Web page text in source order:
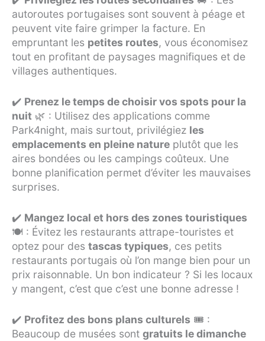
autoroutes portugaises sont souvent à péage et
peuvent vite faire grimper la facture. En
empruntant les petites routes, vous économisez
tout en profitant de paysages magnifiques et de
villages authentiques.
✔️ Prenez le temps de choisir vos spots pour la
nuit 🌿 : Utilisez des applications comme
Park4night, mais surtout, privilégiez les
emplacements en pleine nature plutôt que les
aires bondées ou les campings coûteux. Une
bonne planification permet d’éviter les mauvaises
surprises.
✔️ Mangez local et hors des zones touristiques
🍽️ : Évitez les restaurants attrape-touristes et
optez pour des tascas typiques, ces petits
restaurants portugais où l’on mange bien pour un
prix raisonnable. Un bon indicateur ? Si les locaux
y mangent, c’est que c’est une bonne adresse !
✔️ Profitez des bons plans culturels 🎟️ :
Beaucoup de musées sont gratuits le dimanche